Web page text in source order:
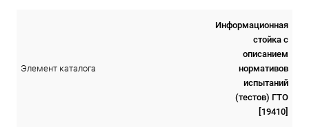
Элемент каталога
Информационная
стойка с
описанием
нормативов
испытаний
(тестов) ГТО
[19410]